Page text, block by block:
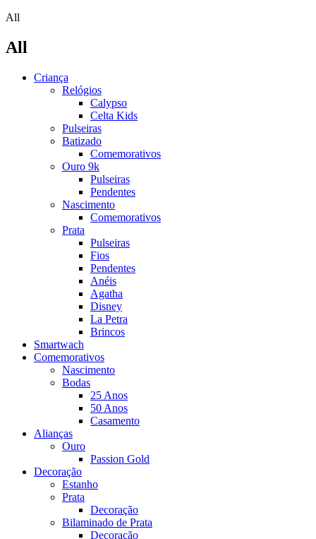
All
All
Criança
Relógios
Calypso
Celta Kids
Pulseiras
Batizado
Comemorativos
Ouro 9k
Pulseiras
Pendentes
Nascimento
Comemorativos
Prata
Pulseiras
Fios
Pendentes
Anéis
Agatha
Disney
La Petra
Brincos
Smartwach
Comemorativos
Nascimento
Bodas
25 Anos
50 Anos
Casamento
Alianças
Ouro
Passion Gold
Decoração
Estanho
Prata
Decoração
Bilaminado de Prata
Decoração